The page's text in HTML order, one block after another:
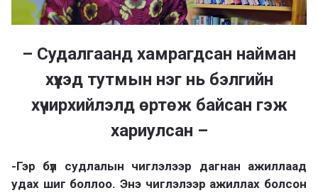
– Судалгаанд хамрагдсан найман
хүүхэд тутмын нэг нь бэлгийн
хүчирхийлэлд өртөж байсан гэж
хариулсан –
-Гэр бүл судлалын чиглэлээр дагнан ажиллаад
удах шиг боллоо. Энэ чиглэлээр ажиллах болсон